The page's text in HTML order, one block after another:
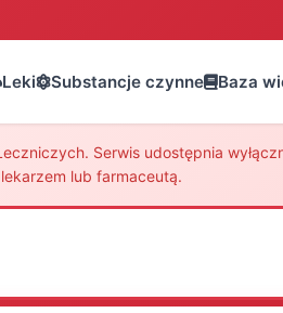
Leki Substancje czynne Baza
Serwis udostępnia
lub farmaceutą.